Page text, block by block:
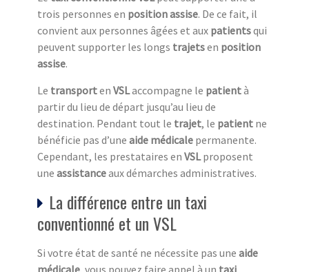
trois personnes en position assise. De ce fait, il
convient aux personnes âgées et aux patientsqui
peuvent supporter les longs trajetsen position
assise.
Le transporten VSLaccompagne le patientà
partir du lieu de départ jusqu’au lieu de
destination. Pendant tout le trajet, le patient ne
bénéficie pas d’une aide médicale permanente.
Cependant, les prestataires en VSLproposent
une assistanceaux démarches administratives.
La différence entre un taxi
conventionné et un VSL
Si votre état de santé ne nécessite pas une aide